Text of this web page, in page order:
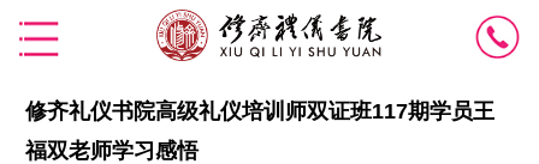
修齐礼仪书院高级礼仪培训师双证班117期学员王
福双老师学习感悟